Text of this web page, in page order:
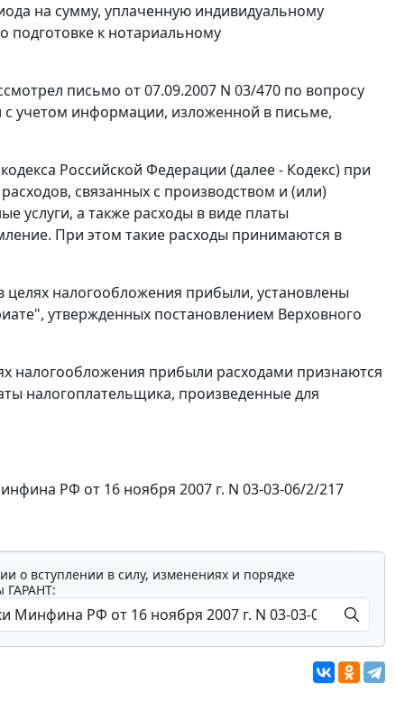
на сумму, уплаченную индивидуальному
подготовке к нотариальному
письмо от 07.09.2007 N 03/470 по вопросу
учетом информации, изложенной в письме,
Российской Федерации (далее - Кодекс) при
связанных с производством и (или)
услуги, а также расходы в виде платы
При этом такие расходы принимаются в
налогообложения прибыли, установлены
утвержденных постановлением Верховного
налогообложения прибыли расходами признаются
налогоплательщика, произведенные для
РФ от 16 ноября 2007 г. N 03-03-06/2/217
о вступлении в силу, изменениях и порядке
ГАРАНТ: